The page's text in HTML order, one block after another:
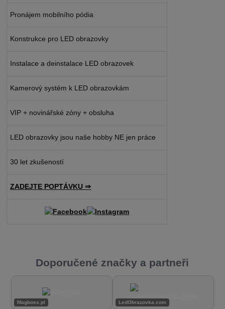
Pronájem mobilního pódia
Konstrukce pro LED obrazovky
Instalace a deinstalace LED obrazovek
Kamerový systém k LED obrazovkám
VIP + novinářské zóny + obsluha
LED obrazovky jsou naše hobby NE jen práce
30 let zkušeností
ZADEJTE POPTÁVKU ⇒
Doporučené značky a partneři
Magboss.pl LedObrazovka.com